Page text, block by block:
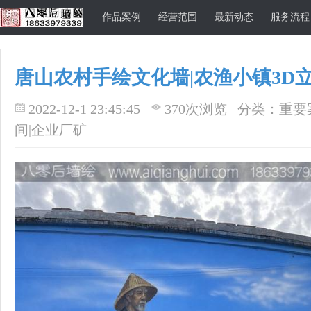
唐山八零后墙
绘公司官方网
作品案例 经营范围 最新动态 服务流程
唐山农村手绘文化墙|农渔小镇3D
2022-12-1 23:45:45 370次浏览
分类：重要
间|企业厂矿